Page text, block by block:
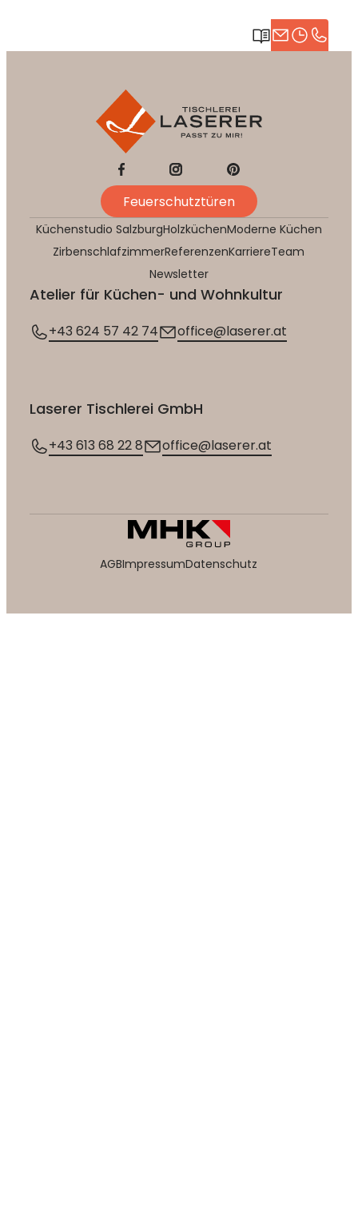
Feuerschutztüren
Küchenstudio SalzburgHolzküchenModerne Küchen
ZirbenschlafzimmerReferenzenKarriereTeam
Newsletter
Atelier für Küchen- und Wohnkultur
+43 624 57 42 74 office@laserer.at
Laserer Tischlerei GmbH
+43 613 68 22 8 office@laserer.at
AGBImpressumDatenschutz